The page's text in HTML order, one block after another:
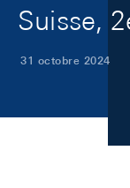
Suisse,
31 octobre 2024